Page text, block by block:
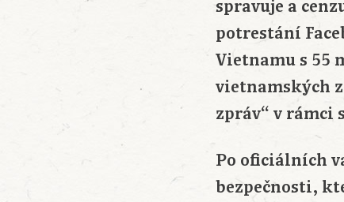
spravuje a
potrestání
Vietnamu s 55
vietnamských
zpráv“ v rámci
Po oficiálních
bezpečnosti,